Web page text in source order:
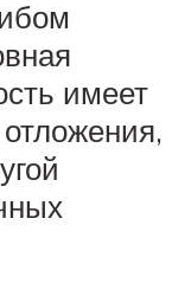
имеет